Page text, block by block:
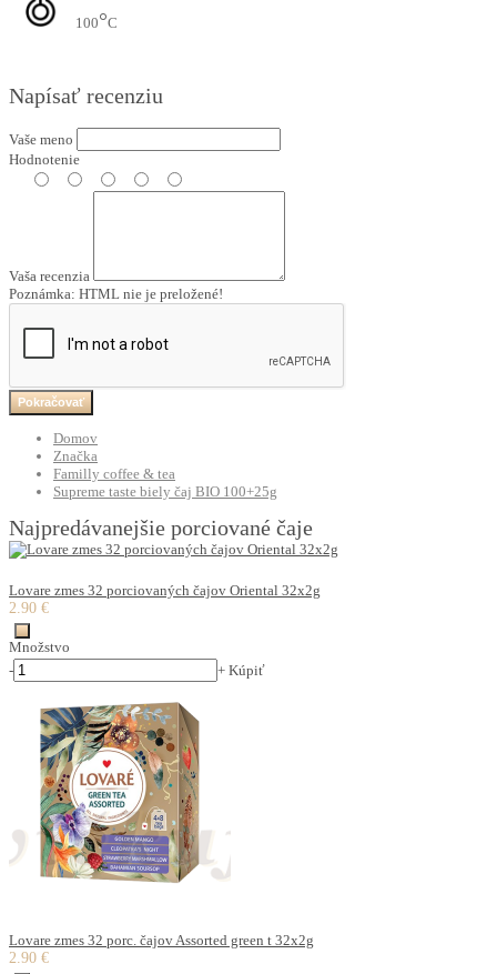
100°C
Napísať recenziu
Vaše meno
Hodnotenie
Vaša recenzia
Poznámka: HTML nie je preložené!
Pokračovať
Domov
Značka
Familly coffee & tea
Supreme taste biely čaj BIO 100+25g
Najpredávanejšie porciované čaje
Lovare zmes 32 porciovaných čajov Oriental 32x2g
2.90 €
Množstvo
-
+ Kúpiť
Lovare zmes 32 porc. čajov Assorted green t 32x2g
2.90 €